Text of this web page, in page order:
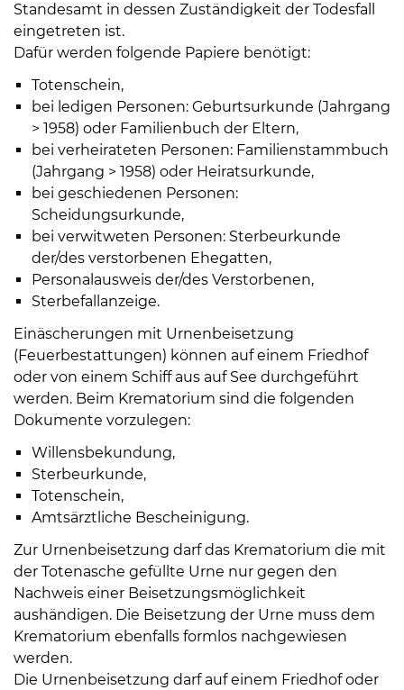
Standesamt in dessen Zuständigkeit der Todesfall
eingetreten ist.
Dafür werden folgende Papiere benötigt:
Totenschein,
bei ledigen Personen: Geburtsurkunde (Jahrgang
> 1958) oder Familienbuch der Eltern,
bei verheirateten Personen: Familienstammbuch
(Jahrgang > 1958) oder Heiratsurkunde,
bei geschiedenen Personen:
Scheidungsurkunde,
bei verwitweten Personen: Sterbeurkunde
der/des verstorbenen Ehegatten,
Personalausweis der/des Verstorbenen,
Sterbefallanzeige.
Einäscherungen mit Urnenbeisetzung
(Feuerbestattungen) können auf einem Friedhof
oder von einem Schiff aus auf See durchgeführt
werden. Beim Krematorium sind die folgenden
Dokumente vorzulegen:
Willensbekundung,
Sterbeurkunde,
Totenschein,
Amtsärztliche Bescheinigung.
Zur Urnenbeisetzung darf das Krematorium die mit
der Totenasche gefüllte Urne nur gegen den
Nachweis einer Beisetzungsmöglichkeit
aushändigen. Die Beisetzung der Urne muss dem
Krematorium ebenfalls formlos nachgewiesen
werden.
Die Urnenbeisetzung darf auf einem Friedhof oder